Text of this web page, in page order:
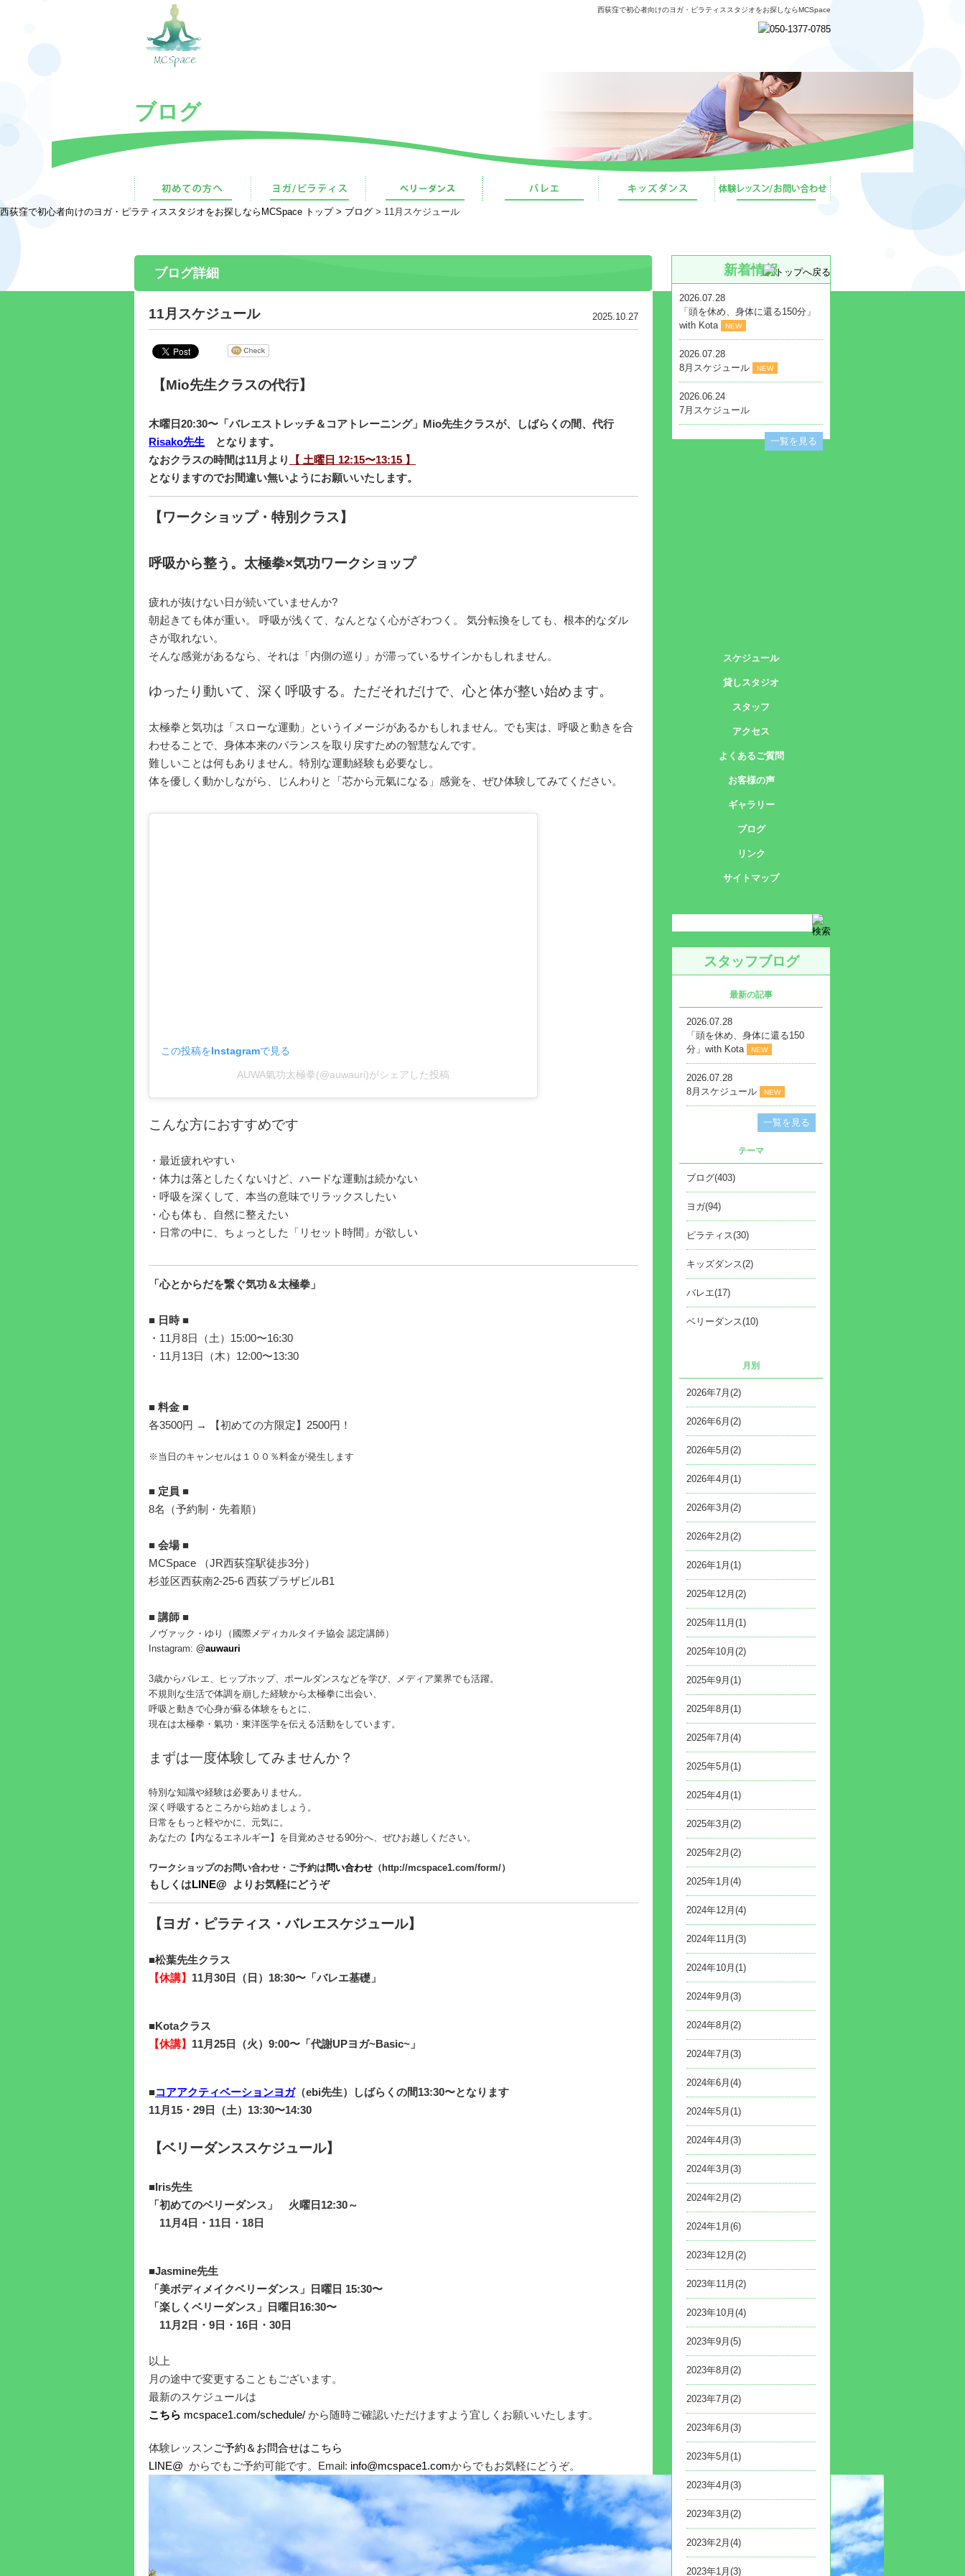
西荻窪で初心者向けのヨガ・ピラティススタジオをお探しならMCSpace
ブログ
西荻窪で初心者向けのヨガ・ピラティススタジオをお探しならMCSpace トップ > ブログ > 11月スケジュール
ブログ詳細
2025.10.27
11月スケジュール
【Mio先生クラスの代行】
木曜日20:30〜「バレエストレッチ＆ コアトレーニング」Mio先生クラスが、しばらくの間、代行
Risako先生 となります。
なおクラスの時間は11月より
【 土曜日 12:15〜13:15 】
となりますのでお間違い無いようにお願いいたします。
【ワークショップ・特別クラス】
呼吸から整う。太極拳×気功ワークショップ
疲れが抜けない日が続いていませんか?
朝起きても体が重い。 呼吸が浅くて、なんとなく心がざわつく。 気分転換をしても、根本的なダル
さが取れない。
そんな感覚があるなら、それは「内側の巡り」が滞っているサインかもしれません。
ゆったり動いて、深く呼吸する。ただそれだけで、心と体が整い始めます。
太極拳と気功は「スローな運動」というイメージがあるかもしれません。でも実は、呼吸と動きを合
わせることで、身体本来のバランスを取り戻すための智慧なんです。
難しいことは何もありません。特別な運動経験も必要なし。
体を優しく動かしながら、じんわりと「芯から元氣になる」感覚を、ぜひ体験してみてください。
この投稿をInstagramで見る
AUWA氣功太極拳(@auwauri)がシェアした投稿
こんな方におすすめです
・最近疲れやすい
・体力は落としたくないけど、ハードな運動は続かない
・呼吸を深くして、本当の意味でリラックスしたい
・心も体も、自然に整えたい
・日常の中に、ちょっとした「リセット時間」が欲しい
「心とからだを繋ぐ気功＆太極拳」
■ 日時 ■
・11月8日（土）15:00〜16:30
・11月13日（木）12:00〜13:30
■ 料金 ■
各3500円 → 【初めての方限定】2500円！
※当日のキャンセルは１００％料金が発生します
■ 定員 ■
8名（予約制・先着順）
■ 会場 ■
MCSpace （JR西荻窪駅徒歩3分）
杉並区西荻南2-25-6 西荻プラザビルB1
■ 講師 ■
ノヴァック・ゆり（國際メディカルタイチ協会 認定講師）
Instagram: @auwauri
3歳からバレエ、ヒップホップ、ポールダンスなどを学び、メディア業界でも活躍。
不規則な生活で体調を崩した経験から太極拳に出会い、
呼吸と動きで心身が蘇る体験をもとに、
現在は太極拳・氣功・東洋医学を伝える活動をしています。
まずは一度体験してみませんか？
特別な知識や経験は必要ありません。
深く呼吸するところから始めましょう。
日常をもっと軽やかに、元気に。
あなたの【内なるエネルギー】を目覚めさせる90分へ、ぜひお越しください。
ワークショップのお問い合わせ・ご予約は問い合わせ （http://mcspace1.com/form/）
もしくはLINE@ よりお気軽にどうぞ
【ヨガ・ピラティス・バレエスケジュール】
■松葉先生クラス
【休講】 11月30日（日）18:30〜「バレエ基礎 」
■Kotaクラス
【休講】 11月25日（火）9:00〜「代謝UPヨガ~Basic~」
■コアアクティベーションヨガ（ebi先生）しばらくの間13:30〜となります
11月15・29日（土）13:30〜14:30
【ベリーダンススケジュール】
■Iris先生
「初めてのベリーダンス」
火曜日12:30～
11月4日・11日・18日
■Jasmine先生
「美ボディメイクベリーダンス」日曜日 15:30〜
「楽しくベリーダンス」日曜日16:30〜
11月2日・9日・16日・30日
以上
月の途中で変更することもございます。
最新のスケジュールは
こちら mcspace1.com/schedule/ から随時ご確認いただけますよう宜しくお願いいたします。
体験レッスンご予約＆お問合せはこちら
LINE@ からでもご予約可能です。Email: info@mcspace1.comからでもお気軽にどうぞ。
新着情報
2026.07.28
「頭を休め、身体に還る150分」
with Kota
NEW
2026.07.28
8月スケジュール
NEW
2026.06.24
7月スケジュール
一覧を見る
スケジュール
貸しスタジオ
スタッフ
アクセス
よくあるご質問
お客様の声
ギャラリー
ブログ
リンク
サイトマップ
スタッフブログ
最新の記事
2026.07.28
「頭を休め、身体に還る150
分」with Kota
NEW
2026.07.28
8月スケジュール
NEW
一覧を見る
テーマ
ブログ(403)
ヨガ(94)
ピラティス(30)
キッズダンス(2)
バレエ(17)
ベリーダンス(10)
月別
2026年7月(2)
2026年6月(2)
2026年5月(2)
2026年4月(1)
2026年3月(2)
2026年2月(2)
2026年1月(1)
2025年12月(2)
2025年11月(1)
2025年10月(2)
2025年9月(1)
2025年8月(1)
2025年7月(4)
2025年5月(1)
2025年4月(1)
2025年3月(2)
2025年2月(2)
2025年1月(4)
2024年12月(4)
2024年11月(3)
2024年10月(1)
2024年9月(3)
2024年8月(2)
2024年7月(3)
2024年6月(4)
2024年5月(1)
2024年4月(3)
2024年3月(3)
2024年2月(2)
2024年1月(6)
2023年12月(2)
2023年11月(2)
2023年10月(4)
2023年9月(5)
2023年8月(2)
2023年7月(2)
2023年6月(3)
2023年5月(1)
2023年4月(3)
2023年3月(2)
2023年2月(4)
2023年1月(3)